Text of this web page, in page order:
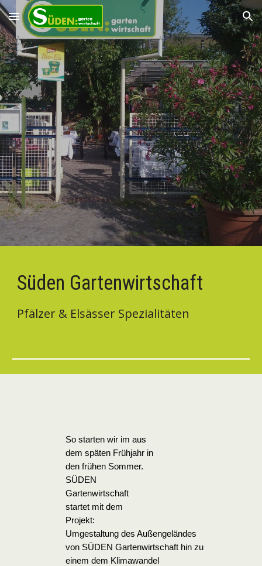
Skip to main content Skip to navigation
Süden Gartenwirtschaft
Pfälzer & Elsässer Spezialitäten
So starten wir im aus
dem späten Frühjahr in
den frühen Sommer.
SÜDEN
Gartenwirtschaft
startet mit dem
Projekt:
Umgestaltung des Außengeländes
von SÜDEN Gartenwirtschaft hin zu
einem dem Klimawandel